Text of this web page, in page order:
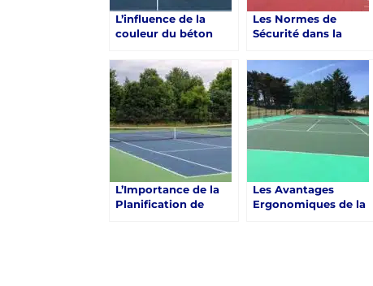
L’influence de la
couleur du béton
température de
surface de
construction d’un
court de tennis à
Saint-Raphaël
Les Normes de
Sécurité dans la
Court de Tennis en
Béton Poreux à
Saint-Raphaël
L’Importance de la
Planification de
Les Avantages
Ergonomiques de la